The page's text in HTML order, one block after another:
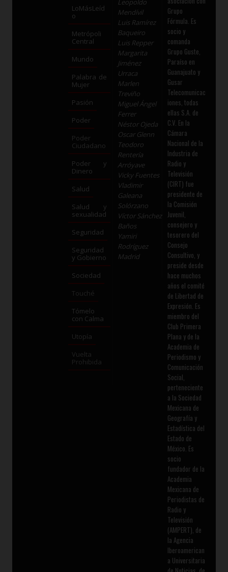
LoMásLeíd
o
Metrópoli
Central
Mundo
Palabra de
Mujer
Pasión
Poder
Poder
Ciudadano
Poder y
Dinero
Salud
Salud y
sexualidad
Seguridad
Seguridad
y Gobierno
Sociedad
Touché
Tómelo
con Calma
Utopía
Vuelta
Prohibida
Leopoldo
Mendívil
Luis Ramírez
Baqueiro
Luis Repper
Margarita
Jiménez
Urraca
Marlen
Treviño
Miguel Ángel
Ferrer
Néstor Ojeda
Oscar Glenn
Teodoro
Rentería
Arróyave
Vicky Fuentes
Vladimir
Galeana
Solórzano
Víctor Sánchez
Baños
Yamiri
Rodríguez
Madrid
Grupo
Fórmula. Es
socio y
comanda
Grupo Guste,
Paraíso en
Guanajuato y
Gusar
Telecomunicac
iones, todas
ellas S.A. de
C.V. En la
Cámara
Nacional de la
Industria de
Radio y
Televisión
(CIRT) fue
presidente de
la Comisión
Juvenil,
consejero y
tesorero del
Consejo
Consultivo, y
preside desde
hace muchos
años el comité
de Libertad de
Expresión. Es
miembro del
Club Primera
Plana y de la
Academia de
Periodismo y
Comunicación
Social,
perteneciente
a la Sociedad
Mexicana de
Geografía y
Estadística del
Estado de
México. Es
socio
fundador de la
Academia
Mexicana de
Periodistas de
Radio y
Televisión
(AMPERT), de
la Agencia
Iberoamerican
a Universitaria